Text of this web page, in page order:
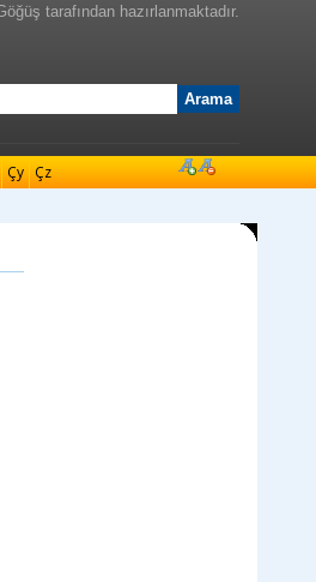
tarafından hazırlanmaktadır.
Çy Çz